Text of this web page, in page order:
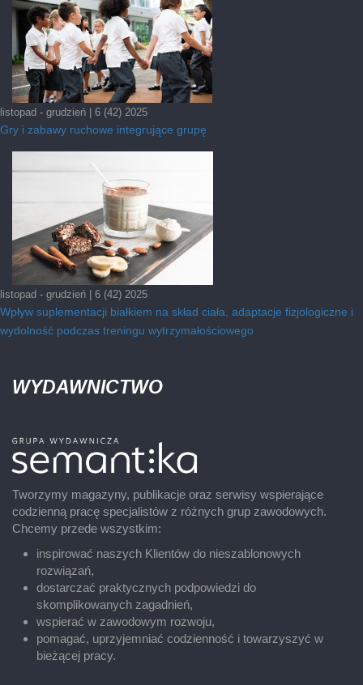
listopad - grudzień | 6 (42) 2025
Gry i zabawy ruchowe integrujące grupę
listopad - grudzień | 6 (42) 2025
Wpływ suplementacji białkiem na skład ciała, adaptacje fizjologiczne i
wydolność podczas treningu wytrzymałościowego
WYDAWNICTWO
Tworzymy magazyny, publikacje oraz serwisy wspierające
codzienną pracę specjalistów z różnych grup zawodowych.
Chcemy przede wszystkim:
inspirować naszych Klientów do nieszablonowych
rozwiązań,
dostarczać praktycznych podpowiedzi do
skomplikowanych zagadnień,
wspierać w zawodowym rozwoju,
pomagać, uprzyjemniać codzienność i towarzyszyć w
bieżącej pracy.